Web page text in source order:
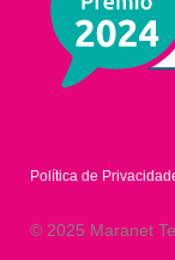
Política de
© 2025 Maranet